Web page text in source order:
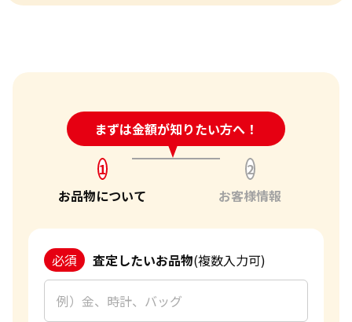
まずは金額が知りたい方へ！
24時間受付中!問い合わせフォーム
1
お品物について
2
お客様情報
必須 査定したいお品物(複数入力可)